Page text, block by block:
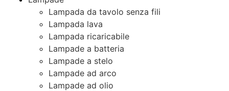
Lampada da tavolo senza fili
Lampada lava
Lampada ricaricabile
Lampade a batteria
Lampade a stelo
Lampade ad arco
Lampade ad olio